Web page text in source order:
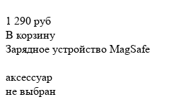
1 290 руб
В корзину
Зарядное устройство MagSafe
аксессуар
не выбран